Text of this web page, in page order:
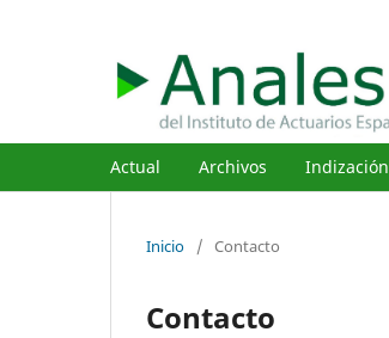
Actual Archivos Indización
Inicio / Contacto
Contacto